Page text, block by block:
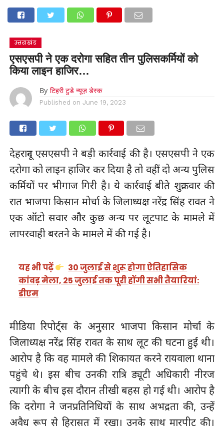
उत्तराखंड
एसएसपी ने एक दरोगा सहित तीन पुलिसकर्मियों को
किया लाइन हाजिर…
By टिहरी टुडे न्यूज़ डेस्क
Published on June 19, 2023
देहरादून एसएसपी ने बड़ी कार्रवाई की है। एसएसपी ने एक
दरोगा को लाइन हाजिर कर दिया है तो वहीं दो अन्य पुलिस
कर्मियों पर भीगाज गिरी है। ये कार्रवाई बीते शुक्रवार की
रात भाजपा किसान मोर्चा के जिलाध्यक्ष नरेंद्र सिंह रावत ने
एक ऑटो सवार और कुछ अन्य पर लूटपाट के मामले में
लापरवाही बरतने के मामले में की गई है।
यह भी पढ़ें
30 जुलाई से शुरू होगा ऐतिहासिक
कांवड़ मेला, 25 जुलाई तक पूरी होंगी सभी तैयारियां:
डीएम
मीडिया रिपोर्ट्स के अनुसार भाजपा किसान मोर्चा के
जिलाध्यक्ष नरेंद्र सिंह रावत के साथ लूट की घटना हुई थी।
आरोप है कि वह मामले की शिकायत करने रायवाला थाना
पहुंचे थे। इस बीच उनकी रात्रि ड्यूटी अधिकारी नीरज
त्यागी के बीच इस दौरान तीखी बहस हो गई थी। आरोप है
कि दरोगा ने जनप्रतिनिधियों के साथ अभद्रता की, उन्हें
अवैध रूप से हिरासत में रखा। उनके साथ मारपीट की।